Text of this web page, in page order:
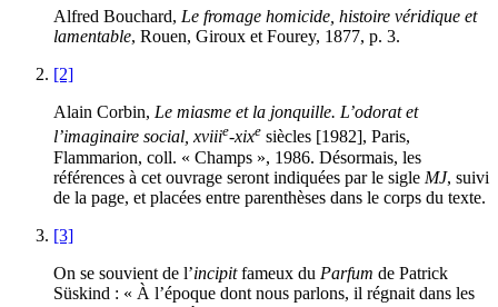
Alfred Bouchard, Le fromage homicide, histoire véridique et
lamentable, Rouen, Giroux et Fourey, 1877, p. 3.
[2]
Alain Corbin, Le miasme et la jonquille. L’odorat et
l’imaginaire social,xviiie-xixe siècles [1982], Paris,
Flammarion, coll. « Champs », 1986. Désormais, les
références à cet ouvrage seront indiquées par le sigle MJ, suivi
de la page, et placées entre parenthèses dans le corps du texte.
[3]
On se souvient de l’incipitfameux du Parfum de Patrick
Süskind : « À l’époque dont nous parlons, il régnait dans les